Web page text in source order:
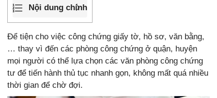
Nội dung chính
Để tiện cho việc công chứng giấy tờ, hồ sơ, văn bằng,
… thay vì đến các phòng công chứng ở quận, huyện
mọi người có thể lựa chọn các văn phòng công chứng
tư để tiến hành thủ tục nhanh gọn, không mất quá nhiều
thời gian để chờ đợi.